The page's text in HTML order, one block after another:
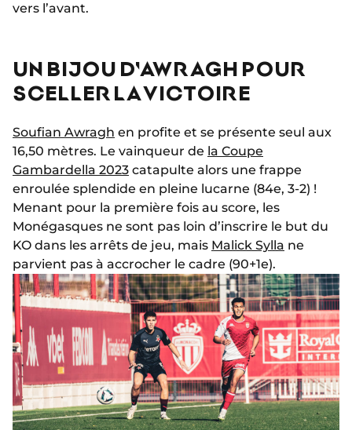
vers l’avant.
UN BIJOU D'AWRAGH POUR
SCELLER LA VICTOIRE
Soufian Awragh en profite et se présente seul aux
16,50 mètres. Le vainqueur de la Coupe
Gambardella 2023 catapulte alors une frappe
enroulée splendide en pleine lucarne (84e, 3-2) !
Menant pour la première fois au score, les
Monégasques ne sont pas loin d’inscrire le but du
KO dans les arrêts de jeu, mais Malick Sylla ne
parvient pas à accrocher le cadre (90+1e).